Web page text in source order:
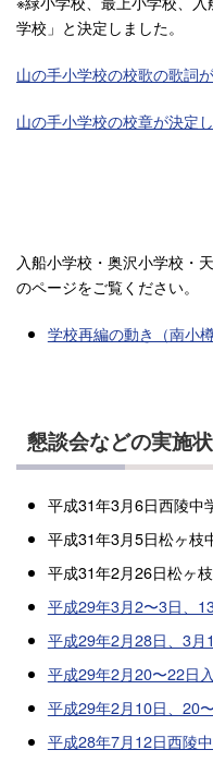
学校」と決定しました。
山の手小学校の校歌の歌詞
山の手小学校の校章が決定し
入船小学校・奥沢小学校・
のページをご覧ください。
学校再編の動き（南小樽
懇談会などの実施
平成31年3月6日西陵中
平成31年3月5日松ヶ枝
平成31年2月26日松ヶ
平成29年3月2〜3日、
平成29年2月28日、3月
平成29年2月20〜22日
平成29年2月10日、20
平成28年7月12日西陵